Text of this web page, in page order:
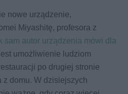
nowe urządzenie,
Miyashitę, profesora z
sam autor urządzenia mówi dla
umożliwienie ludziom
po drugiej stronie
z domu. W dzisiejszych